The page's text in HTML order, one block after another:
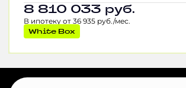
8 810 033 руб.
В ипотеку от 36 935 руб./мес.
White Box